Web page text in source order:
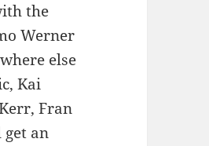
the
Werner
else
Kai
Fran
an